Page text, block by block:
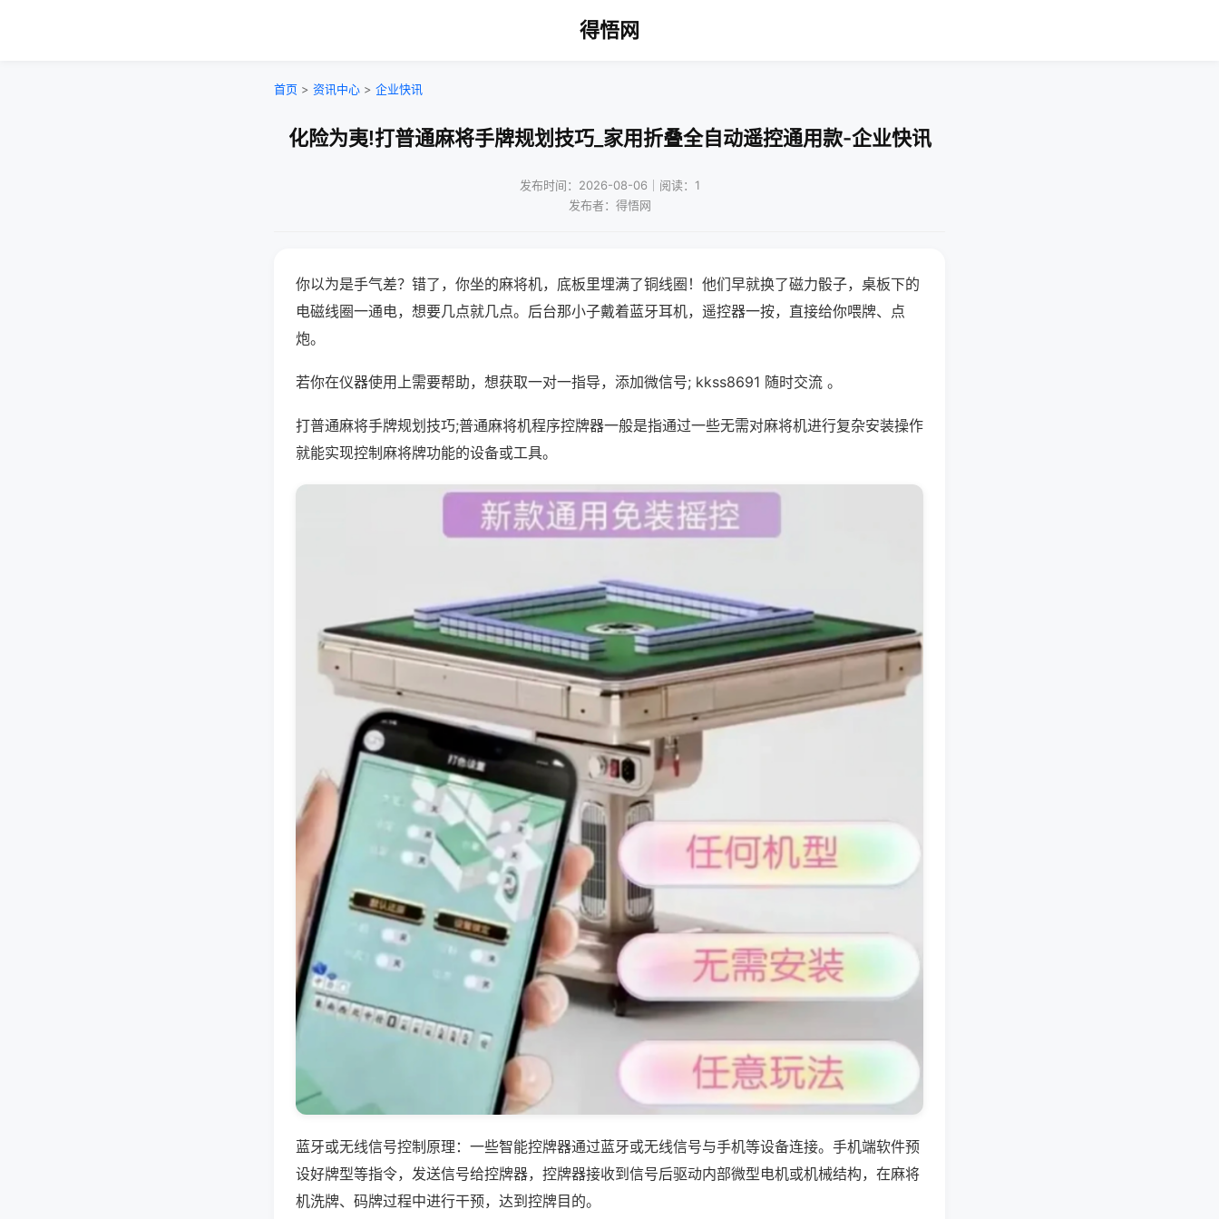
得悟网
首页 > 资讯中心 > 企业快讯
化险为夷!打普通麻将手牌规划技巧_家用折叠全自动遥控通用款-企业快讯
发布时间：2026-08-06｜阅读：1
发布者：得悟网
你以为是手气差？错了，你坐的麻将机，底板里埋满了铜线圈！他们早就换了磁力骰子，桌板下的
电磁线圈一通电，想要几点就几点。后台那小子戴着蓝牙耳机，遥控器一按，直接给你喂牌、点
炮。
若你在仪器使用上需要帮助，想获取一对一指导，添加微信号; kkss8691 随时交流 。
打普通麻将手牌规划技巧;普通麻将机程序控牌器一般是指通过一些无需对麻将机进行复杂安装操作
就能实现控制麻将牌功能的设备或工具。
蓝牙或无线信号控制原理：一些智能控牌器通过蓝牙或无线信号与手机等设备连接。手机端软件预
设好牌型等指令，发送信号给控牌器，控牌器接收到信号后驱动内部微型电机或机械结构，在麻将
机洗牌、码牌过程中进行干预，达到控牌目的。